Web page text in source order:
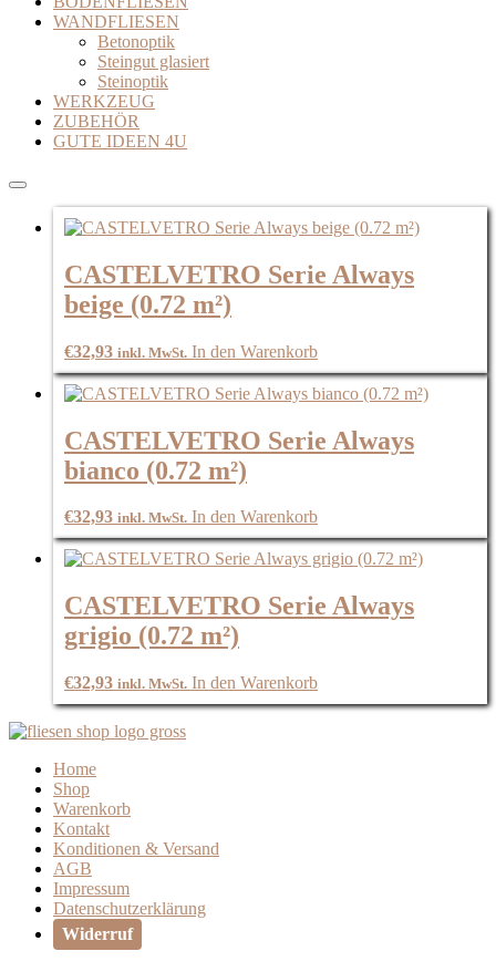
WANDFLIESEN
Betonoptik
Steingut glasiert
Steinoptik
WERKZEUG
ZUBEHÖR
GUTE IDEEN 4U
CASTELVETRO Serie Always
beige (0.72 m²)
€32,93 inkl. MwSt. In den Warenkorb
CASTELVETRO Serie Always
bianco (0.72 m²)
€32,93 inkl. MwSt. In den Warenkorb
CASTELVETRO Serie Always
grigio (0.72 m²)
€32,93 inkl. MwSt. In den Warenkorb
Home
Shop
Warenkorb
Kontakt
Konditionen & Versand
AGB
Impressum
Datenschutzerklärung
Widerruf